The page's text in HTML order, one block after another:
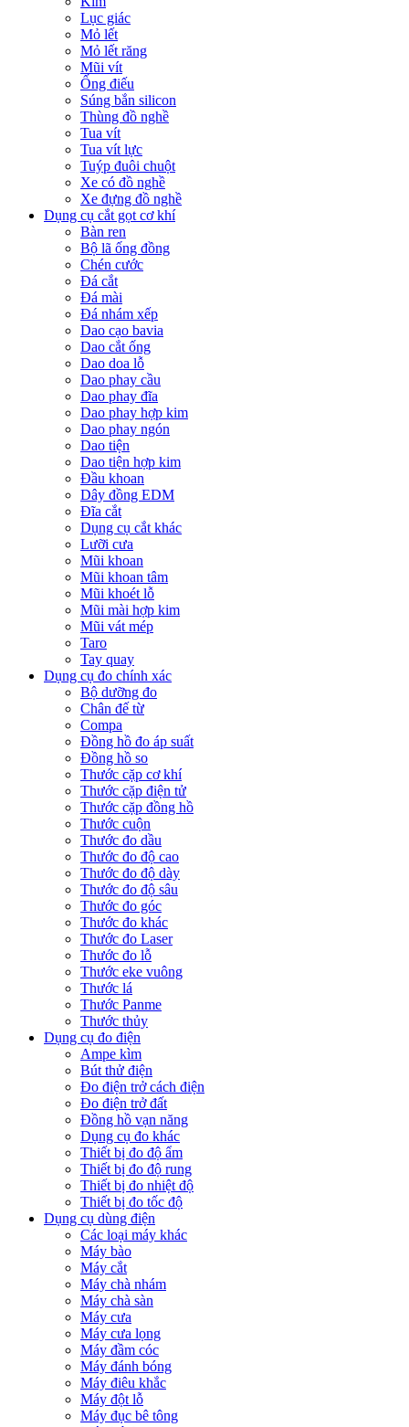
Lục giác
Mỏ lết
Mỏ lết răng
Mũi vít
Ống điếu
Súng bắn silicon
Thùng đồ nghề
Tua vít
Tua vít lực
Tuýp đuôi chuột
Xe có đồ nghề
Xe đựng đồ nghề
Dụng cụ cắt gọt cơ khí
Bàn ren
Bộ lã ống đồng
Chén cước
Đá cắt
Đá mài
Đá nhám xếp
Dao cạo bavia
Dao cắt ống
Dao doa lỗ
Dao phay cầu
Dao phay đĩa
Dao phay hợp kim
Dao phay ngón
Dao tiện
Dao tiện hợp kim
Đầu khoan
Dây đồng EDM
Đĩa cắt
Dụng cụ cắt khác
Lưỡi cưa
Mũi khoan
Mũi khoan tâm
Mũi khoét lỗ
Mũi mài hợp kim
Mũi vát mép
Taro
Tay quay
Dụng cụ đo chính xác
Bộ dưỡng đo
Chân đế từ
Compa
Đồng hồ đo áp suất
Đồng hồ so
Thước cặp cơ khí
Thước cặp điện tử
Thước cặp đồng hồ
Thước cuộn
Thước đo dầu
Thước đo độ cao
Thước đo độ dày
Thước đo độ sâu
Thước đo góc
Thước đo khác
Thước đo Laser
Thước đo lỗ
Thước eke vuông
Thước lá
Thước Panme
Thước thủy
Dụng cụ đo điện
Ampe kìm
Bút thử điện
Đo điện trở cách điện
Đo điện trở đất
Đồng hồ vạn năng
Dụng cụ đo khác
Thiết bị đo độ ẩm
Thiết bị đo độ rung
Thiết bị đo nhiệt độ
Thiết bị đo tốc độ
Dụng cụ dùng điện
Các loại máy khác
Máy bào
Máy cắt
Máy chà nhám
Máy chà sàn
Máy cưa
Máy cưa lọng
Máy đầm cóc
Máy đánh bóng
Máy điêu khắc
Máy đột lỗ
Máy đục bê tông